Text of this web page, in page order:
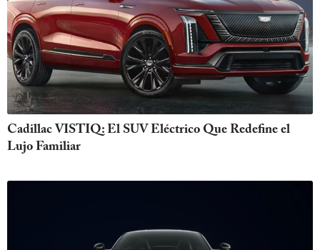
Cadillac VISTIQ: El SUV Eléctrico Que Redefine el
Lujo Familiar